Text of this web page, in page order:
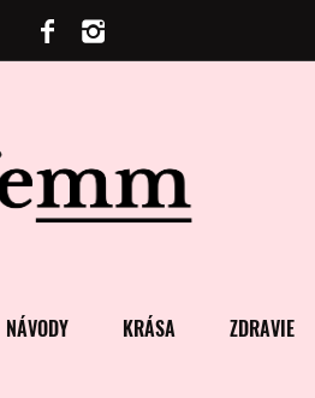
NÁVODY KRÁSA ZDRAVIE